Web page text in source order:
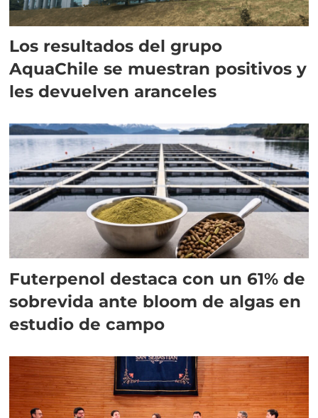
Los resultados del grupo
AquaChile se muestran positivos y
les devuelven aranceles
Futerpenol destaca con un 61% de
sobrevida ante bloom de algas en
estudio de campo